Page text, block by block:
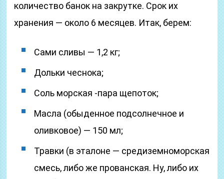
количество банок на закрутке. Срок их
хранения — около 6 месяцев. Итак, берем:
Сами сливы — 1,2 кг;
Дольки чеснока;
Соль морская -пара щепоток;
Масла (обыденное подсолнечное и
оливковое) — 150 мл;
Травки (в эталоне — средиземноморская
смесь, либо же прованская. Ну, либо их